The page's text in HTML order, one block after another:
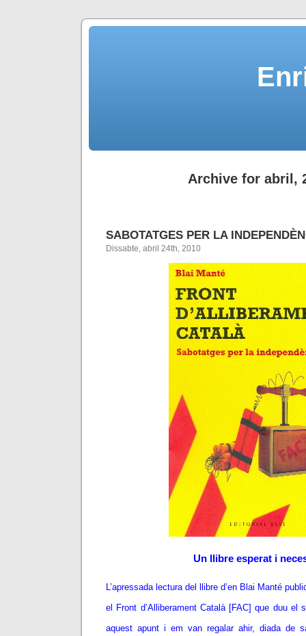
Archive for abril,
SABOTATGES PER LA
Dissabte, abril 24th, 2010
Un llibre esperat i
L’apressada lectura del llibre d’en Blai Manté
el Front d’Alliberament Català [FAC] que duu el
aquest apunt i em van regalar ahir, diada de